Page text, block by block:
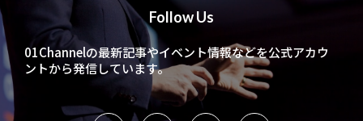
Follow Us
01Channelの最新記事やイベント情報などを公式アカウ
ントから発信しています。